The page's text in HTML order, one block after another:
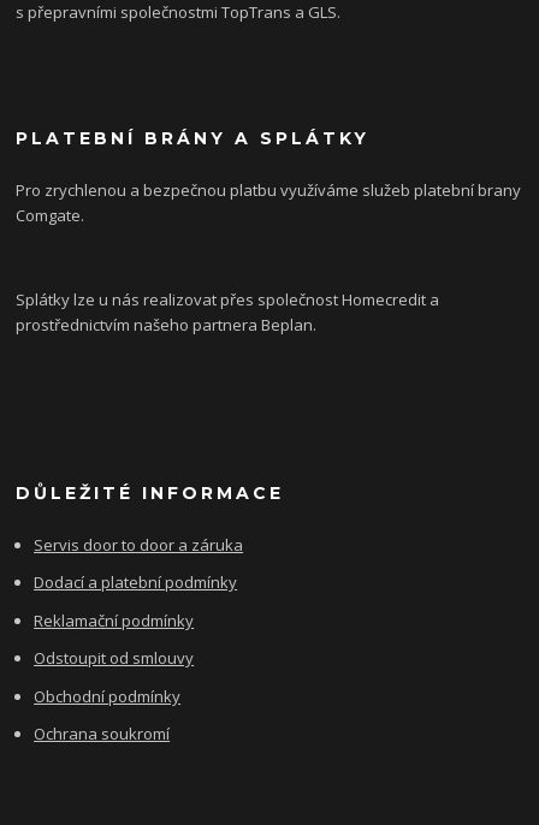
s přepravními společnostmi TopTrans a GLS.
PLATEBNÍ BRÁNY A SPLÁTKY
Pro zrychlenou a bezpečnou platbu využíváme služeb platební brany
Comgate.
Splátky lze u nás realizovat přes společnost Homecredit a
prostřednictvím našeho partnera Beplan.
DŮLEŽITÉ INFORMACE
Servis door to door a záruka
Dodací a platební podmínky
Reklamační podmínky
Odstoupit od smlouvy
Obchodní podmínky
Ochrana soukromí